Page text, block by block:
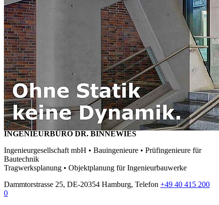
INGENIEURBÜRO DR. BINNEWIES
Ingenieurgesellschaft mbH • Bauingenieure • Prüfingenieure für
Bautechnik
Tragwerksplanung • Objektplanung für Ingenieurbauwerke
Dammtorstrasse 25, DE-20354 Hamburg, Telefon +49 40 415 200
0